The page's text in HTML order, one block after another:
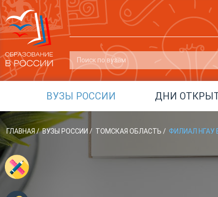
ВУЗЫ РОССИИ ДНИ
ГЛАВНАЯ/ ВУЗЫ РОССИИ / ТОМСКАЯ ОБЛАСТЬ / ФИЛИАЛ НГАУ